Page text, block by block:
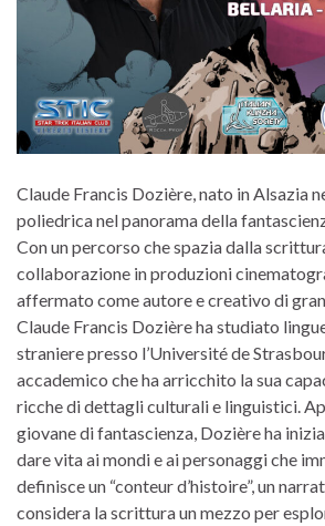
Claude Francis Dozière, nato in Alsazia
poliedrica nel panorama della
Con un percorso che spazia dalla
collaborazione in produzioni
affermato come autore e creativo di
Claude Francis Dozière ha studiato
straniere presso l’Université de
accademico che ha arricchito la sua
ricche di dettagli culturali e linguistici.
giovane di fantascienza, Dozière ha
dare vita ai mondi e ai personaggi che
definisce un “conteur d’histoire”, un
considera la scrittura un mezzo per